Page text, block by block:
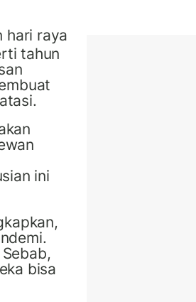
hari raya
tahun
ini
.
Sebab,
bisa